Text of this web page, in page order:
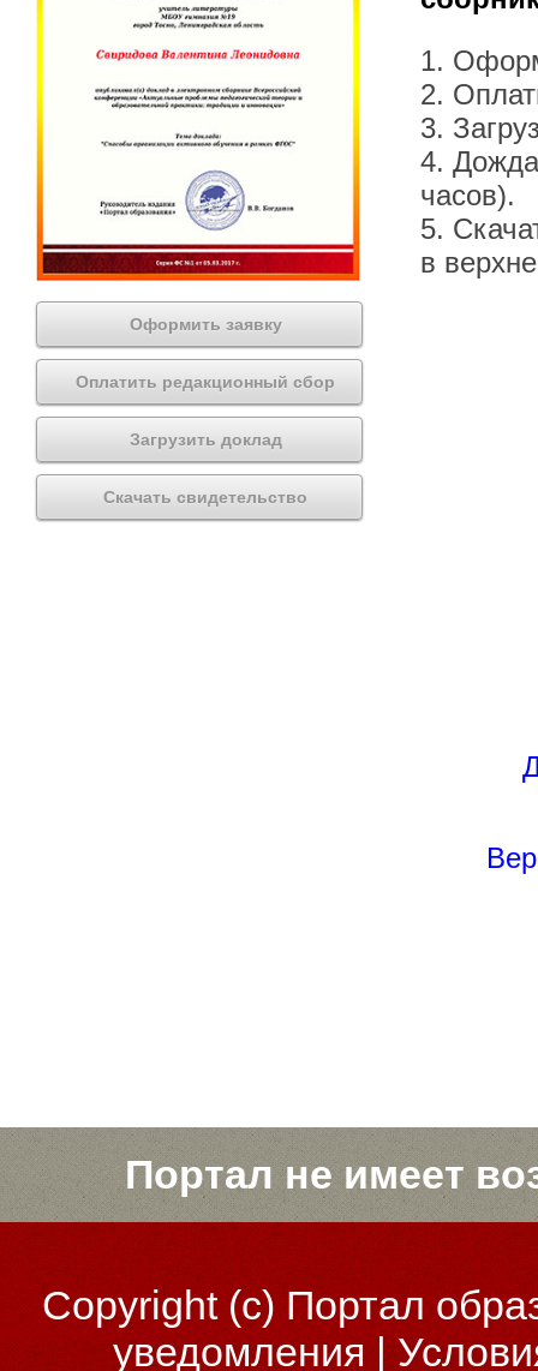
Оформить заявку
Оплатить редакционный сбор
Загрузить доклад
Скачать свидетельство
1.
2.
3.
4.
часов).
5.
в
Портал не имеет
Copyright (c)Портал
уведомления |